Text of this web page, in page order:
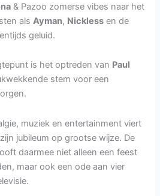
& Pazoo zomerse vibes naar het
alsAyman, Nickless en de
geluid.
is het optreden van Paul
stem voor een
muziek en entertainment viert
jubileum op grootse wijze. De
daarmee niet alleen een feest
maar ook een ode aan vier